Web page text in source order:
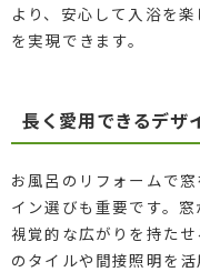
より、安心して入浴を
を実現できます。
長く愛用できるデザ
お風呂のリフォームで
イン選びも重要です。
視覚的な広がりを持た
のタイルや間接照明を